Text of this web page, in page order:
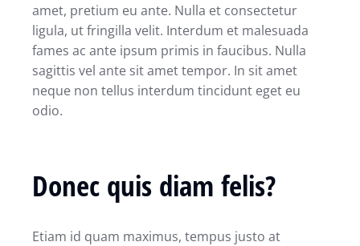
amet, pretium eu ante. Nulla et consectetur
ligula, ut fringilla velit. Interdum et malesuada
fames ac ante ipsum primis in faucibus. Nulla
sagittis vel ante sit amet tempor. In sit amet
neque non tellus interdum tincidunt eget eu
odio.
Donec quis diam felis?
Etiam id quam maximus, tempus justo at